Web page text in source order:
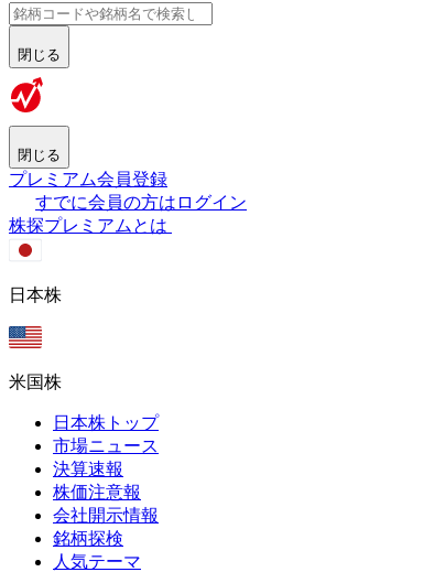
閉じる
閉じる
プレミアム会員登録
すでに会員の方はログイン
株探プレミアムとは
日本株
米国株
日本株トップ
市場ニュース
決算速報
株価注意報
会社開示情報
銘柄探検
人気テーマ